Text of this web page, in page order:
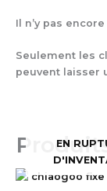
Il n’y pas encore
Seulement les
peuvent laisser
EN